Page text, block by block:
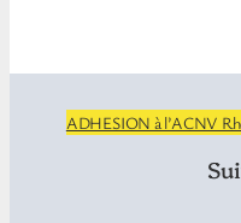
ADHESION à l’ACNV